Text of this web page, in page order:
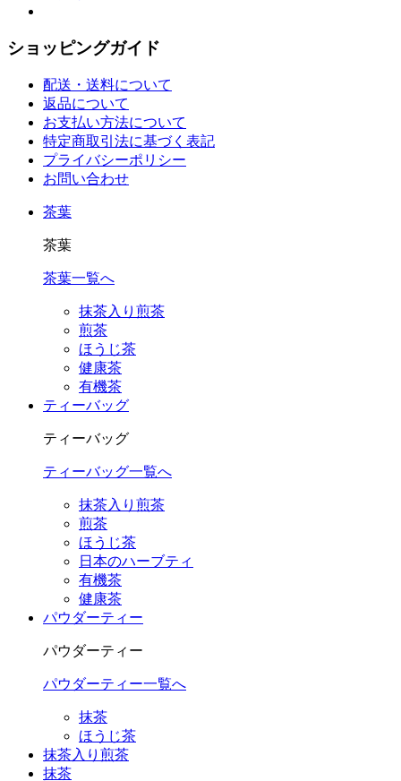
ショッピングガイド
配送・送料について
返品について
お支払い方法について
特定商取引法に基づく表記
プライバシーポリシー
お問い合わせ
茶葉
茶葉
茶葉一覧へ
抹茶入り煎茶
煎茶
ほうじ茶
健康茶
有機茶
ティーバッグ
ティーバッグ
ティーバッグ一覧へ
抹茶入り煎茶
煎茶
ほうじ茶
日本のハーブティ
有機茶
健康茶
パウダーティー
パウダーティー
パウダーティー一覧へ
抹茶
ほうじ茶
抹茶入り煎茶
抹茶